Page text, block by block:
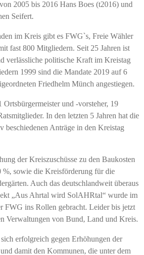
2005 bis 2016 Hans Boes (t2016) und
Seifert.
im Kreis gibt es FWG`s, Freie Wähler
fast 800 Mitgliedern. Seit 25 Jahren ist
verlässliche politische Kraft im Kreistag
1999 sind die Mandate 2019 auf 6
Friedhelm Münch angestiegen.
und -vorsteher, 19
In den letzten 5 Jahren hat die
beschiedenen Anträge in den Kreistag
der Kreiszuschüsse zu den Baukosten
%, sowie die Kreisförderung für die
Auch das deutschlandweit überaus
„Aus Ahrtal wird SolAHRtal“ wurde im
FWG ins Rollen gebracht. Leider bis jetzt
Verwaltungen von Bund, Land und Kreis.
erfolgreich gegen Erhöhungen der
damit den Kommunen, die unter dem